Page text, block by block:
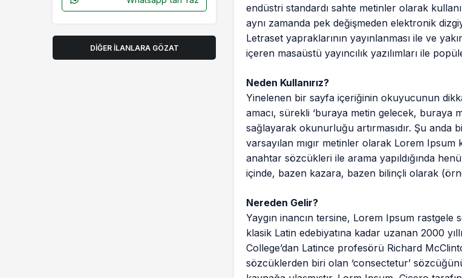
DIĞER İLANLARA GÖZAT
endüstri standardı sahte metinler olarak
aynı zamanda pek değişmeden elektronik
Letraset yapraklarının yayınlanması ile ve
içeren masaüstü yayıncılık yazılımları ile
Neden Kullanırız?
Yinelenen bir sayfa içeriğinin okuyucunun
amacı, sürekli ‘buraya metin gelecek, buraya
sağlayarak okunurluğu artırmasıdır. Şu anda
varsayılan mıgır metinler olarak Lorem Ipsum
anahtar sözcükleri ile arama yapıldığında
içinde, bazen kazara, bazen bilinçli olarak
Nereden Gelir?
Yaygın inancın tersine, Lorem Ipsum
klasik Latin edebiyatına kadar uzanan 2000
College’dan Latince profesörü Richard
sözcüklerden biri olan ‘consectetur’